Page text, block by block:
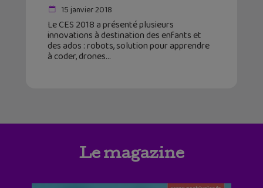
15 janvier 2018
Le CES 2018 a présenté plusieurs
innovations à destination des enfants et
des ados : robots, solution pour apprendre
à coder, drones
Le magazine